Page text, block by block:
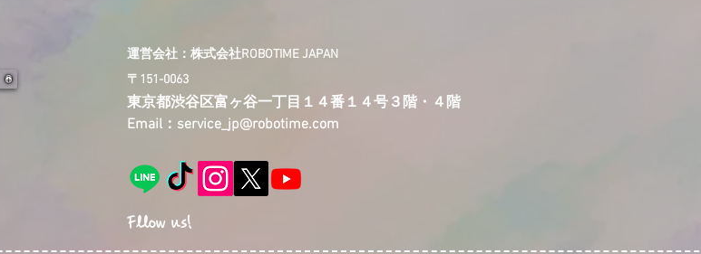
Fllow us!
​運営会社：株式会社ROBOTIME JAPAN
〒151-0063
東京都渋谷区富ヶ谷一丁目１４番１４号３階・４階
Email： service_jp@robotime.com